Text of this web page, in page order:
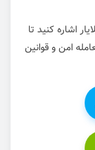
لطفاً به کد ملک 2235 در ویلایار اشاره کنید تا
امن و قوانین